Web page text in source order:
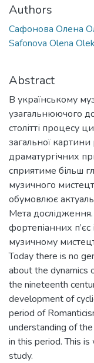
Authors
Сафонова Олена
Safonova Olena
Abstract
В українському
узагальнюючого
столітті процесу
загальної
драматургічних
сприятиме більш
музичного
обумовлює
Мета
фортепіанних
музичному
Today there is no
about the dynamics
the nineteenth
development of
period of
understanding of
in this period. This
study.